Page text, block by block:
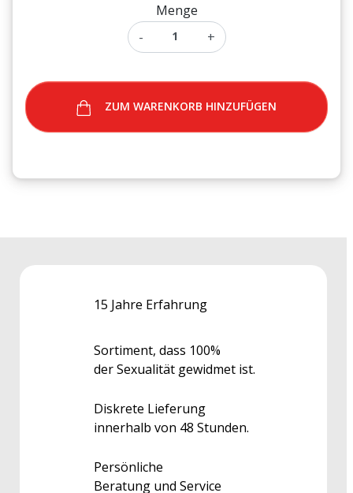
Menge
-
+
ZUM WARENKORB HINZUFÜGEN
15 Jahre Erfahrung
Sortiment, dass 100%
der Sexualität gewidmet ist.
Diskrete Lieferung
innerhalb von 48 Stunden.
Persönliche
Beratung und Service